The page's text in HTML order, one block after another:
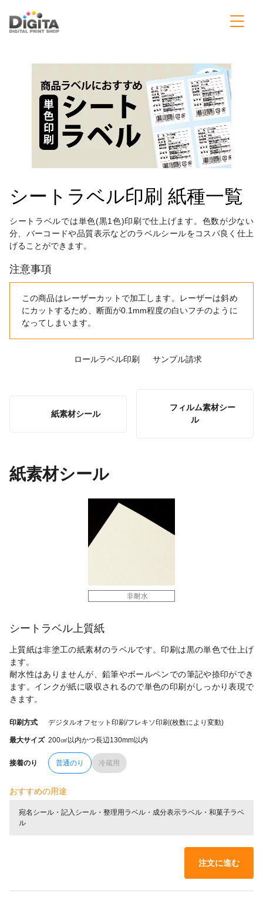
シートラベル印刷 紙種一覧
シートラベルでは単色(黒1色)印刷で仕上げます。色数が少ない
分、バーコードや品質表示などのラベルシールをコスパ良く仕上
げることができます。
注意事項
この商品はレーザーカットで加工します。レーザーは斜め
にカットするため、断面が0.1mm程度の白いフチのように
なってしまいます。
ロールラベル印刷 サンプル請求
紙素材シール
フィルム素材シー
ル
紙素材シール
非耐水
シートラベル上質紙
上質紙は非塗工の紙素材のラベルです。印刷は黒の単色で仕上げ
ます。
耐水性はありませんが、鉛筆やボールペンでの筆記や捺印ができ
ます。インクが紙に吸収されるので単色の印刷がしっかり表現で
きます。
印刷方式 デジタルオフセット印刷/フレキソ印刷(枚数により変動)
最大サイズ 200㎠以内かつ長辺130mm以内
接着のり 普通のり 冷蔵用
おすすめの用途
宛名シール・記入シール・整理用ラベル・成分表示ラベル・和菓子ラベ
ル
注文に進む